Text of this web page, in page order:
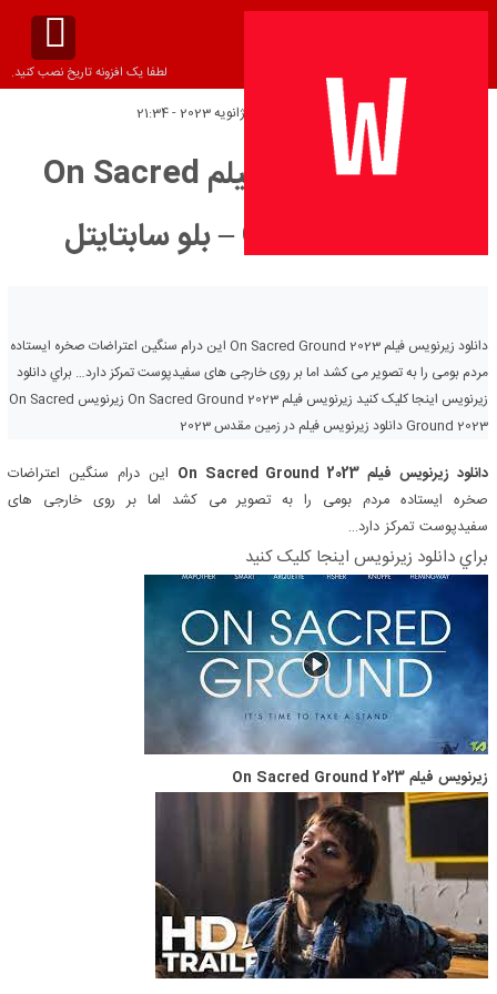
لطفا یک افزونه تاریخ نصب کنید.
تاریخ انتشار:
دانلود زیرنویس فیلم On Sacred
Ground 2023 – بلو سابتايتل
دانلود زیرنویس فیلم On Sacred Ground 2023 این درام سنگین اعتراضات صخره ایستاده
مردم بومی را به تصویر می کشد اما بر روی خارجی های سفیدپوست تمرکز دارد… براي دانلود
زيرنويس اينجا کليک کنيد زیرنویس فیلم On Sacred Ground 2023 زیرنویس On Sacred
Ground 2023 دانلود زیرنویس فیلم در زمین مقدس 2023
دانلود زیرنویس فیلم On Sacred Ground 2023
این درام سنگین اعتراضات
صخره ایستاده مردم بومی را به تصویر می کشد اما بر روی خارجی های
سفیدپوست تمرکز دارد…
براي دانلود زيرنويس اينجا کليک کنيد
زیرنویس فیلم On Sacred Ground 2023